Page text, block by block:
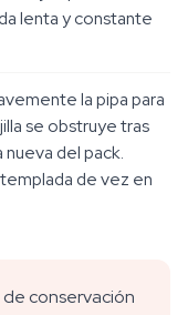
lenta y constante
la pipa para
se obstruye tras
nueva del pack.
de vez en
conservación